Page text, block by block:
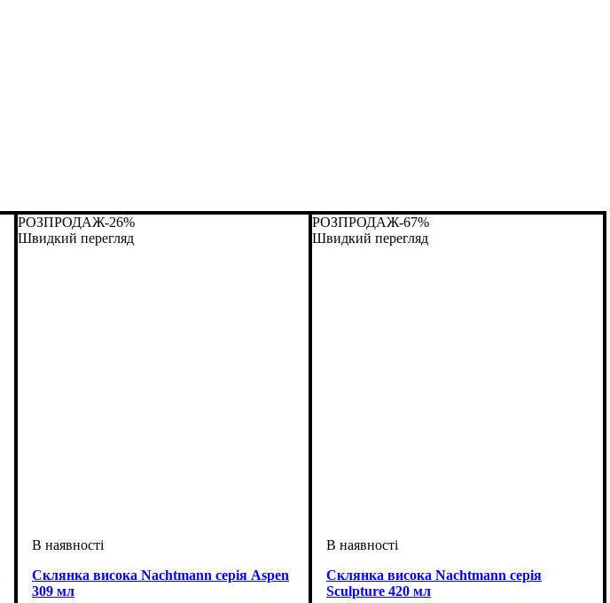
РОЗПРОДАЖ-26%
Швидкий перегляд
Склянка висока Nachtmann серія Aspen
309 мл
РОЗПРОДАЖ-67%
Швидкий перегляд
Склянка висока Nachtmann серія
Sculpture 420 мл